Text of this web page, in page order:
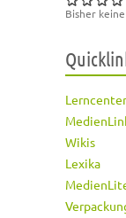
Bisher
Lerncenter
Wikis
Lexika